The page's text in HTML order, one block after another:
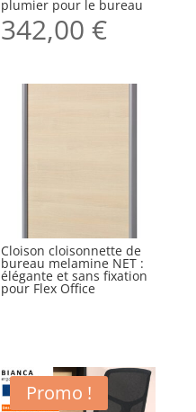
plumier pour le bureau
342,00€
Cloison cloisonnette de
bureau melamine NET :
élégante et sans fixation
pour Flex Office
Promo !